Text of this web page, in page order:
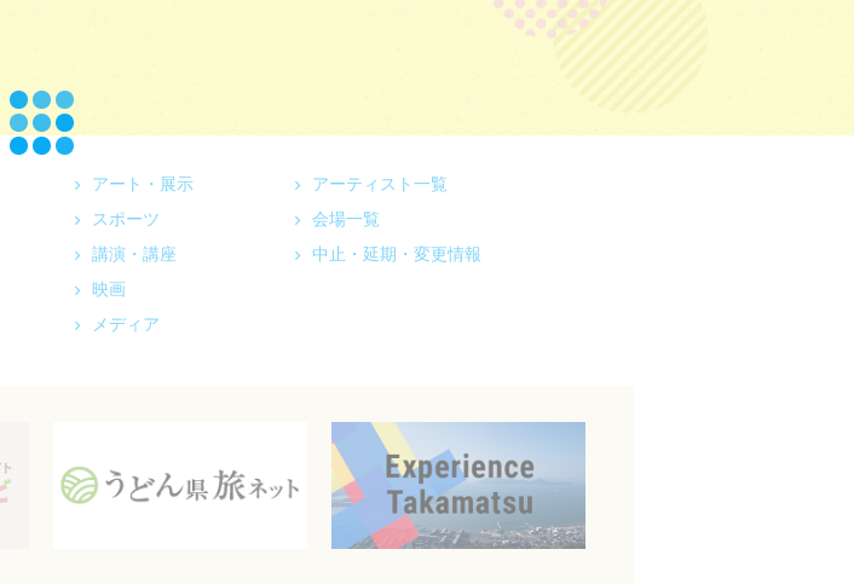
アート・展示
スポーツ
講演・講座
映画
メディア
アーティスト一覧
会場一覧
中止・延期・変更情報